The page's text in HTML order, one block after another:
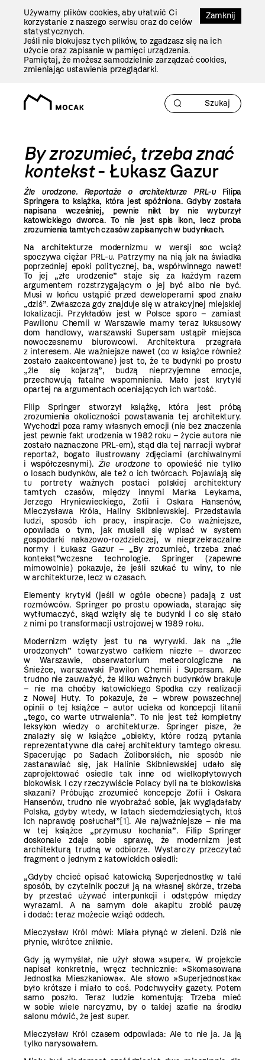
Zamknij
Używamy plików cookies, aby ułatwić Ci
korzystanie z naszego serwisu oraz do celów
statystycznych.
Jeśli nie blokujesz tych plików, to zgadzasz się na ich
użycie oraz zapisanie w pamięci urządzenia.
Pamiętaj, że możesz samodzielnie zarządzać cookies,
zmieniając ustawienia przeglądarki.
By zrozumieć, trzeba znać
kontekst- Łukasz Gazur
Źle urodzone. Reportaże o architekturze PRL-uFilipa
Springera to książka, która jest spóźniona. Gdyby została
napisana wcześniej, pewnie nikt by nie wyburzył
katowickiego dworca. To nie jest spis ikon, lecz proba
zrozumienia tamtych czasów zapisanych w budynkach.
Na architekturze modernizmu w wersji soc wciąż
spoczywa ciężar PRL-u. Patrzymy na nią jak na świadka
poprzedniej epoki politycznej, ba, współwinnego nawet!
To jej „złe urodzenie” staje się za każdym razem
argumentem rozstrzygającym o jej być albo nie być.
Musi w końcu ustąpić przed deweloperami spod znaku
„dziś”. Zwłaszcza gdy znajduje się w atrakcyjnej miejskiej
lokalizacji. Przykładów jest w Polsce sporo – zamiast
Pawilonu Chemii w Warszawie mamy teraz luksusowy
dom handlowy, warszawski Supersam ustąpił miejsca
nowoczesnemu biurowcowi. Architektura przegrała
z interesem. Ale ważniejsze nawet (co w książce również
zostało zaakcentowane) jest to, że te budynki po prostu
„źle się kojarzą”, budzą nieprzyjemne emocje,
przechowują fatalne wspomnienia. Mało jest krytyki
opartej na argumentach oceniających ich wartość.
Filip Springer stworzył książkę, która jest próbą
zrozumienia okoliczności powstawania tej architektury.
Wychodzi poza ramy własnych emocji (nie bez znaczenia
jest pewnie fakt urodzenia w 1982 roku – życie autora nie
zostało naznaczone PRL-em), stąd dla tej narracji wybrał
reportaż, bogato ilustrowany zdjęciami (archiwalnymi
i współczesnymi).Źle urodzoneto opowieść nie tylko
o losach budynków, ale też o ich twórcach. Pojawiają się
tu portrety ważnych postaci polskiej architektury
tamtych czasów, między innymi Marka Leykama,
Jerzego Hryniewieckiego, Zofii i Oskara Hansenów,
Mieczysława Króla, Haliny Skibniewskiej. Przedstawia
ludzi, sposób ich pracy, inspiracje. Co ważniejsze,
opowiada o tym, jak musieli się wpisać w system
gospodarki nakazowo-rozdzielczej, w nieprzekraczalne
normy i Łukasz Gazur – „By zrozumieć, trzeba znać
kontekst”wczesne technologie. Springer (zapewne
mimowolnie) pokazuje, że jeśli szukać tu winy, to nie
w architekturze, lecz w czasach.
Elementy krytyki (jeśli w ogóle obecne) padają z ust
rozmówców. Springer po prostu opowiada, starając się
wytłumaczyć, skąd wzięły się te budynki i co się stało
z nimi po transformacji ustrojowej w 1989 roku.
Modernizm wzięty jest tu na wyrywki. Jak na „źle
urodzonych” towarzystwo całkiem niezłe – dworzec
w Warszawie, obserwatorium meteorologiczne na
Śnieżce, warszawski Pawilon Chemii i Supersam. Ale
trudno nie zauważyć, że kilku ważnych budynków brakuje
– nie ma choćby katowickiego Spodka czy realizacji
z Nowej Huty. To pokazuje, że – wbrew powszechnej
opinii o tej książce – autor ucieka od koncepcji litanii
„tego, co warte utrwalenia”. To nie jest też kompletny
leksykon wiedzy o architekturze. Springer pisze, że
znalazły się w książce „obiekty, które rodzą pytania
reprezentatywne dla całej architektury tamtego okresu.
Spacerując po Sadach Żoliborskich, nie sposób nie
zastanawiać się, jak Halinie Skibniewskiej udało się
zaprojektować osiedle tak inne od wielkopłytowych
blokowisk. I czy rzeczywiście Polacy byli na te blokowiska
skazani? Próbując zrozumieć koncepcje Zofii i Oskara
Hansenów, trudno nie wyobrażać sobie, jak wyglądałaby
Polska, gdyby wtedy, w latach siedemdziesiątych, ktoś
ich naprawdę posłuchał”[1]. Ale najważniejsze – nie ma
w tej książce „przymusu kochania”. Filip Springer
doskonale zdaje sobie sprawę, że modernizm jest
architekturą trudną w odbiorze. Wystarczy przeczytać
fragment o jednym z katowickich osiedli:
„Gdyby chcieć opisać katowicką Superjednostkę w taki
sposób, by czytelnik poczuł ją na własnej skórze, trzeba
by przestać używać interpunkcji i odstępów między
wyrazami. A na samym dole akapitu zrobić pauzę
i dodać: teraz możecie wziąć oddech.
Mieczysław Król mówi: Miała płynąć w zieleni. Dziś nie
płynie, wkrótce zniknie.
Gdy ją wymyślał, nie użył słowa »super«. W projekcie
napisał konkretnie, wręcz technicznie: »Skomasowana
Jednostka Mieszkaniowa«. Ale słowo »Superjednostka«
było krótsze i miało to coś. Podchwyciły gazety. Potem
samo poszło. Teraz ludzie komentują: Trzeba mieć
w sobie wiele narcyzmu, by o takiej szafie na środku
salonu mówić, że jest super.
Mieczysław Król czasem odpowiada: Ale to nie ja. Ja ją
tylko narysowałem.